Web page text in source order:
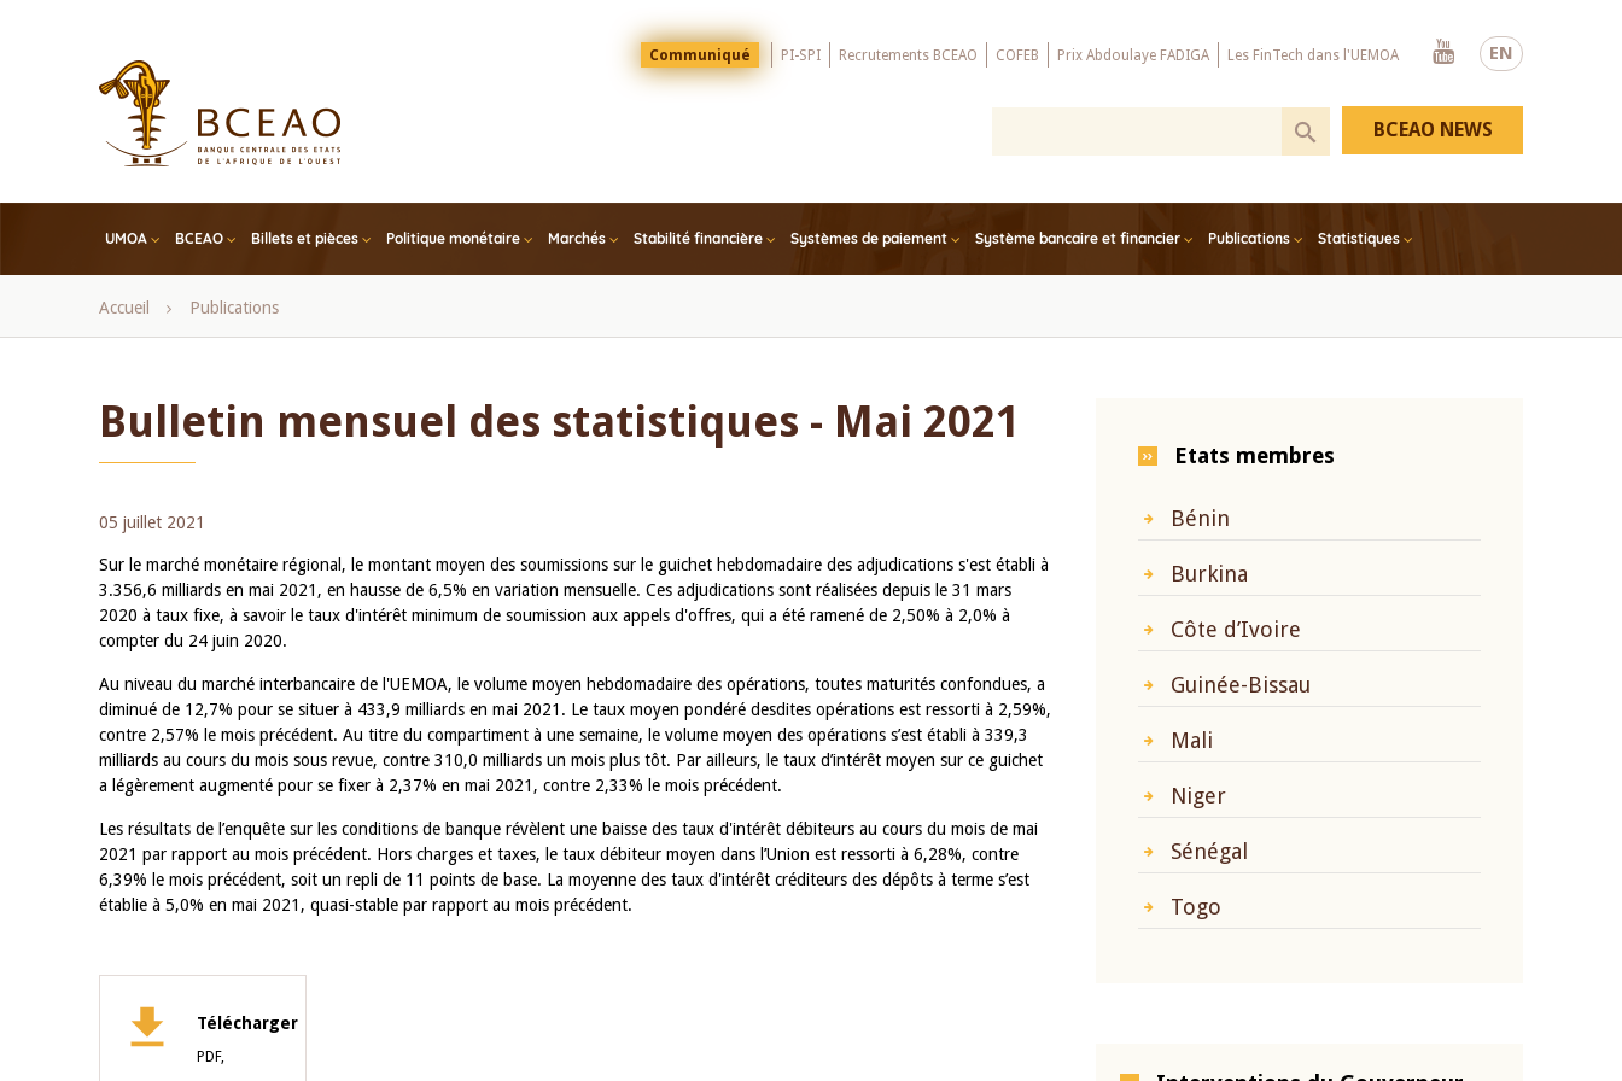
EN
Menu
Top
Communiqué PI-SPI Recrutements BCEAO COFEB Prix Abdoulaye FADIGA Les FinTech dans l'UEMOA
Youtube
UMOA BCEAO Billets et pièces Politique monétaire Marchés Stabilité financière Systèmes de paiement Système bancaire et financier Publications Statistiques
BCEAO NEWS
Fil
Accueil Publications
Bulletin mensuel des statistiques - Mai 2021
05 juillet 2021
Sur le marché monétaire régional, le montant moyen des soumissions sur le guichet hebdomadaire des adjudications s'est établi à
3.356,6 milliards en mai 2021, en hausse de 6,5% en variation mensuelle. Ces adjudications sont réalisées depuis le 31 mars
2020 à taux fixe, à savoir le taux d'intérêt minimum de soumission aux appels d'offres, qui a été ramené de 2,50% à 2,0% à
compter du 24 juin 2020.
Au niveau du marché interbancaire de l'UEMOA, le volume moyen hebdomadaire des opérations, toutes maturités confondues, a
diminué de 12,7% pour se situer à 433,9 milliards en mai 2021. Le taux moyen pondéré desdites opérations est ressorti à 2,59%,
contre 2,57% le mois précédent. Au titre du compartiment à une semaine, le volume moyen des opérations s’est établi à 339,3
milliards au cours du mois sous revue, contre 310,0 milliards un mois plus tôt. Par ailleurs, le taux d’intérêt moyen sur ce guichet
a légèrement augmenté pour se fixer à 2,37% en mai 2021, contre 2,33% le mois précédent.
Les résultats de l’enquête sur les conditions de banque révèlent une baisse des taux d'intérêt débiteurs au cours du mois de mai
2021 par rapport au mois précédent. Hors charges et taxes, le taux débiteur moyen dans l’Union est ressorti à 6,28%, contre
6,39% le mois précédent, soit un repli de 11 points de base. La moyenne des taux d'intérêt créditeurs des dépôts à terme s’est
établie à 5,0% en mai 2021, quasi-stable par rapport au mois précédent.
Télécharger
PDF,
Etats membres
Bénin
Burkina
Côte d’Ivoire
Guinée-Bissau
Mali
Niger
Sénégal
Togo